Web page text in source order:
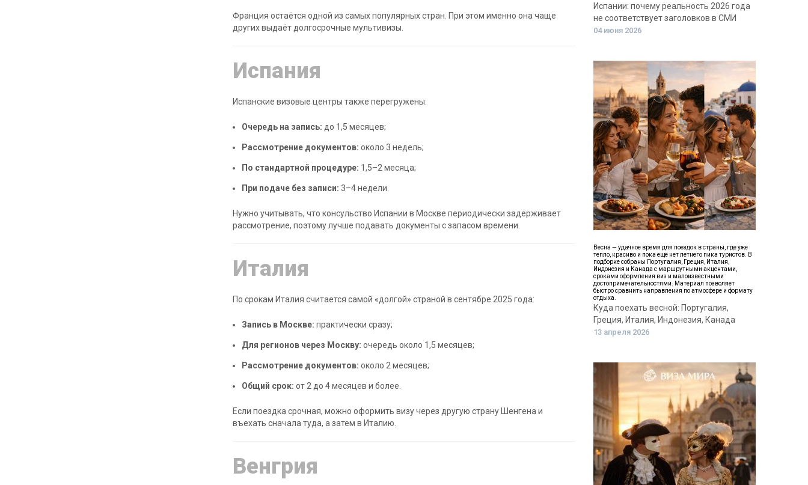
Франция остаётся одной из самых популярных стран. При этом именно она чаще
других выдаёт долгосрочные мультивизы.
Испания
Испанские визовые центры также перегружены:
Очередь на запись: до 1,5 месяцев;
Рассмотрение документов: около 3 недель;
По стандартной процедуре: 1,5–2 месяца;
При подаче без записи: 3–4 недели.
Нужно учитывать, что консульство Испании в Москве периодически задерживает
рассмотрение, поэтому лучше подавать документы с запасом времени.
Италия
По срокам Италия считается самой «долгой» страной в сентябре 2025 года:
Запись в Москве: практически сразу;
Для регионов через Москву: очередь около 1,5 месяцев;
Рассмотрение документов: около 2 месяцев;
Общий срок: от 2 до 4 месяцев и более.
Если поездка срочная, можно оформить визу через другую страну Шенгена и
въехать сначала туда, а затем в Италию.
Венгрия
Испании: почему реальность 2026 года
не соответствует заголовков в СМИ
04 июня 2026
Весна — удачное время для поездок в страны, где уже
тепло, красиво и пока ещё нет летнего пика туристов. В
подборке собраны Португалия, Греция, Италия,
Индонезия и Канада с маршрутными акцентами,
сроками оформления виз и малоизвестными
достопримечательностями. Материал позволяет
быстро сравнить направления по атмосфере и формату
отдыха.
Куда поехать весной: Португалия,
Греция, Италия, Индонезия, Канада
13 апреля 2026